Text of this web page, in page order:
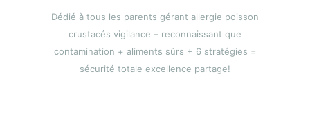
Dédié à tous les parents gérant allergie poisson
crustacés vigilance – reconnaissant que
contamination + aliments sûrs + 6 stratégies =
sécurité totale excellence partage!